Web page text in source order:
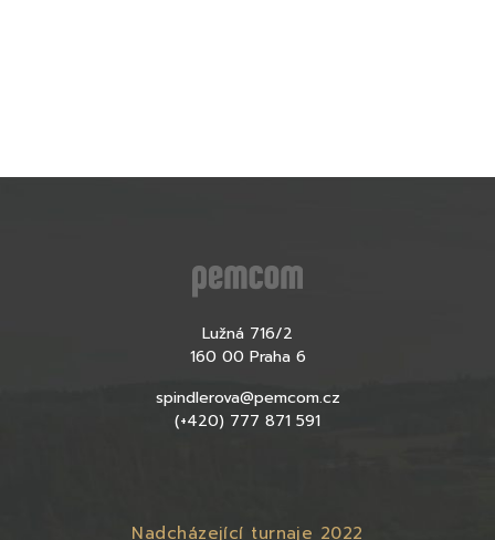
Lužná 716/2
160 00 Praha 6
spindlerova@pemcom.cz
(+420) 777 871 591
Nadcházející turnaje 2022